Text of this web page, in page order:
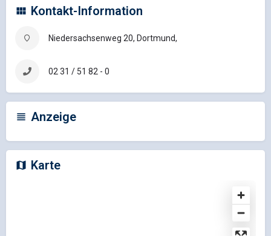
Kontakt-Information
Niedersachsenweg 20, Dortmund,
02 31 / 51 82 - 0
Anzeige
Karte